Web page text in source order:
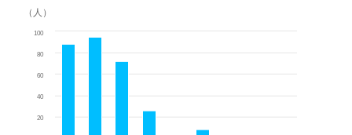
（人）
20
40
60
80
100